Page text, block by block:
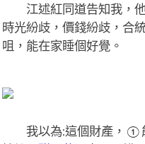
江述紅同道告知我，
時光紛歧，價錢紛歧，合
咀，能在家睡個好覺。
我以為:這個財產，①能